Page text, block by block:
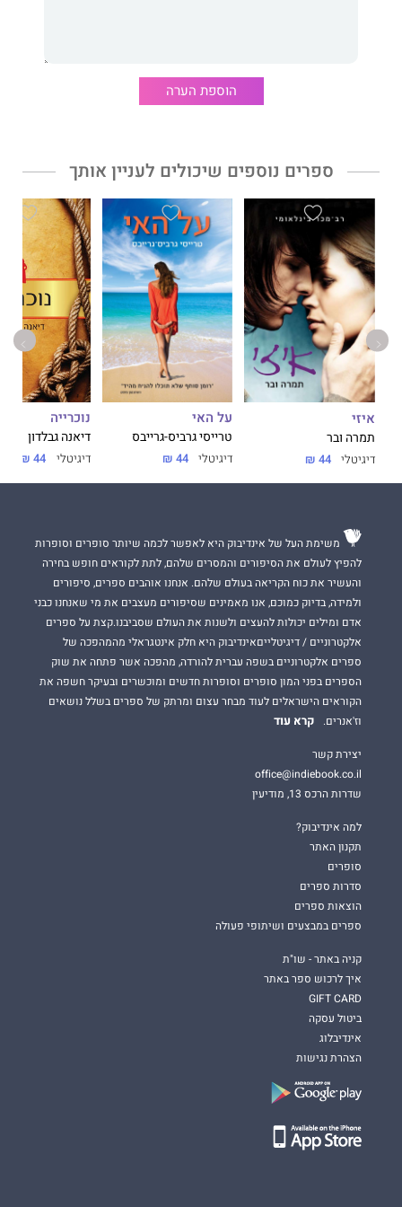
הוספת הערה
ספרים נוספים שיכולים לעניין אותך
איזי
תמרה ובר
דיגיטלי 44 ₪
על האי
טרייסי גרביס-גרייבס
דיגיטלי 44 ₪
נוכרייה
דיאנה גבלדון
דיגיטלי 44 ₪
משימת העל של אינדיבוק היא לאפשר לכמה שיותר סופרים וסופרות
להפיץ לעולם את הסיפורים והמסרים שלהם, לתת לקוראים חופש בחירה
והעשיר את כוח הקריאה בעולם שלהם. אנחנו אוהבים ספרים, סיפורים
ולמידה, בדיוק כמוכם, אנו מאמינים שסיפורים מעצבים את מי שאנחנו כבני
אדם ומילים יכולות להעצים ולשנות את העולם שסביבנו.קצת על ספרים
אלקטרוניים / דיגיטלייםאינדיבוק היא חלק אינטגראלי מהמהפכה של
ספרים אלקטרוניים בשפה עברית להורדה, מהפכה אשר פתחה את שוק
הספרים בפני המון סופרים וסופרות חדשים ומוכשרים ובעיקר חשפה את
הקוראים הישראלים לעוד מבחר עצום ומרתק של ספרים בשלל נושאים
וז'אנרים.
קרא עוד
יצירת קשר
office@indiebook.co.il
שדרות הרכס 13, מודיעין
למה אינדיבוק?
תקנון האתר
סופרים
סדרות ספרים
הוצאות ספרים
ספרים במבצעים ושיתופי פעולה
קניה באתר - שו"ת
איך לרכוש ספר באתר
GIFT CARD
ביטול עסקה
אינדיבלוג
הצהרת נגישות